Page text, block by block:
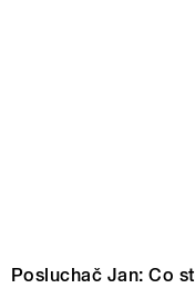
Posluchač Jan: Co